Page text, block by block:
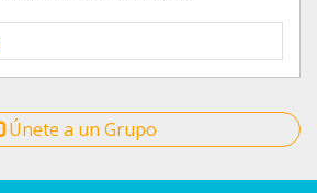
Únete a un Grupo